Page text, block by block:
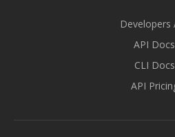
Developers
API Docs
CLI Docs
API